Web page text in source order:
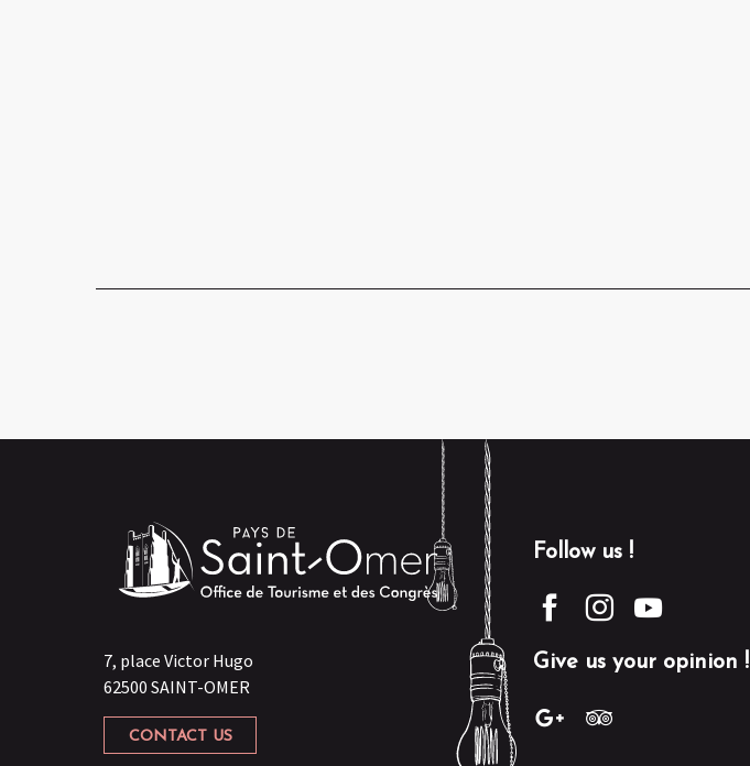
7, place Victor Hugo
62500 SAINT-OMER
CONTACT US
Follow us !
Give us your opinion !